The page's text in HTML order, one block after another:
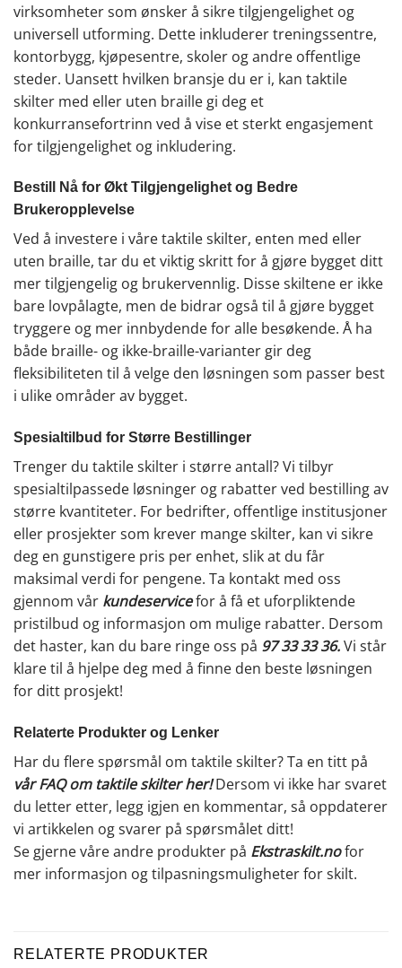
virksomheter som ønsker å sikre tilgjengelighet og
universell utforming. Dette inkluderer treningssentre,
kontorbygg, kjøpesentre, skoler og andre offentlige
steder. Uansett hvilken bransje du er i, kan taktile
skilter med eller uten braille gi deg et
konkurransefortrinn ved å vise et sterkt engasjement
for tilgjengelighet og inkludering.
Bestill Nå for Økt Tilgjengelighet og Bedre
Brukeropplevelse
Ved å investere i våre taktile skilter, enten med eller
uten braille, tar du et viktig skritt for å gjøre bygget ditt
mer tilgjengelig og brukervennlig. Disse skiltene er ikke
bare lovpålagte, men de bidrar også til å gjøre bygget
tryggere og mer innbydende for alle besøkende. Å ha
både braille- og ikke-braille-varianter gir deg
fleksibiliteten til å velge den løsningen som passer best
i ulike områder av bygget.
Spesialtilbud for Større Bestillinger
Trenger du taktile skilter i større antall? Vi tilbyr
spesialtilpassede løsninger og rabatter ved bestilling av
større kvantiteter. For bedrifter, offentlige institusjoner
eller prosjekter som krever mange skilter, kan vi sikre
deg en gunstigere pris per enhet, slik at du får
maksimal verdi for pengene. Ta kontakt med oss
gjennom vår kundeservicefor å få et uforpliktende
pristilbud og informasjon om mulige rabatter. Dersom
det haster, kan du bare ringe oss på 97 33 33 36.Vi står
klare til å hjelpe deg med å finne den beste løsningen
for ditt prosjekt!
Relaterte Produkter og Lenker
Har du flere spørsmål om taktile skilter? Ta en titt på
vår FAQ om taktile skilter her!Dersom vi ikke har svaret
du letter etter, legg igjen en kommentar, så oppdaterer
vi artikkelen og svarer på spørsmålet ditt!
Se gjerne våre andre produkter på Ekstraskilt.nofor
mer informasjon og tilpasningsmuligheter for skilt.
RELATERTE PRODUKTER